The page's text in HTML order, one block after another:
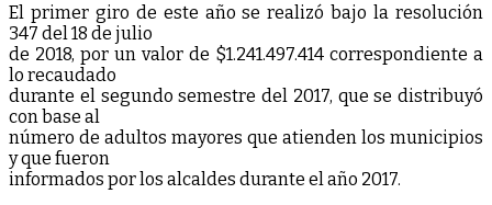
El primer giro de este año se realizó bajo la resolución
347 del 18 de julio
de 2018, por un valor de $1.241.497.414 correspondiente a
lo recaudado
durante el segundo semestre del 2017, que se distribuyó
con base al
número de adultos mayores que atienden los municipios
y que fueron
informados por los alcaldes durante el año 2017.